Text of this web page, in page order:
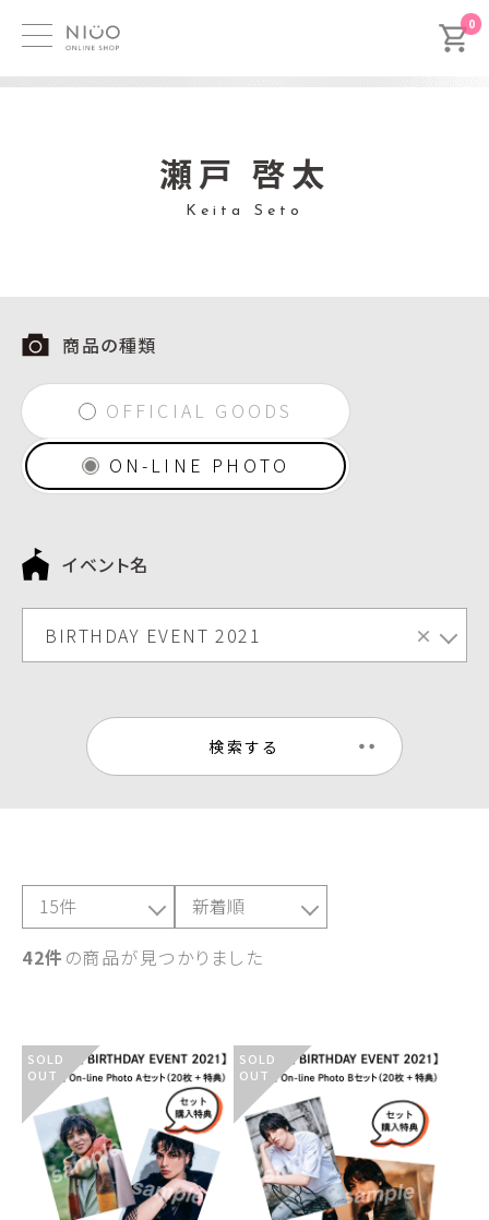
0
瀬戸 啓太
Keita Seto
商品の種類
OFFICIAL GOODS
ON-LINE PHOTO
イベント名
×
BIRTHDAY EVENT 2021
検索する
42件 の商品が見つかりました
SOLD
OUT
SOLD
OUT